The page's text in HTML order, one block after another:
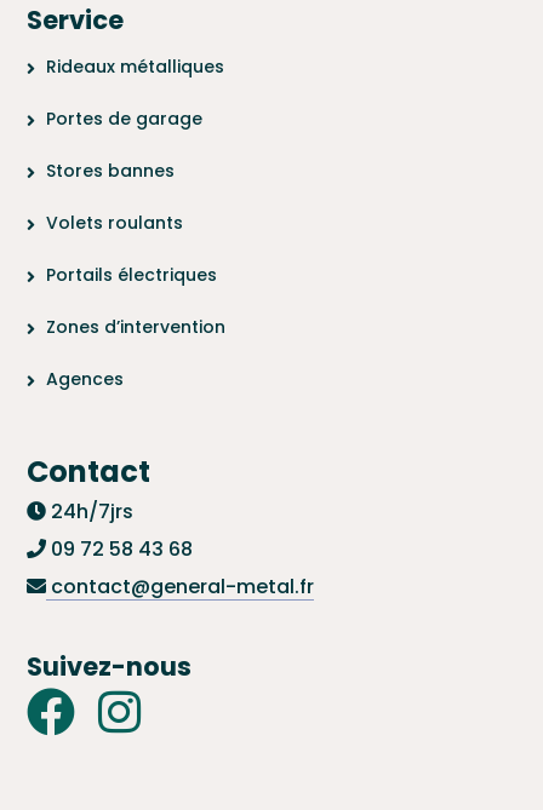
Service
Rideaux métalliques
Portes de garage
Stores bannes
Volets roulants
Portails électriques
Zones d’intervention
Agences
Contact
24h/7jrs
09 72 58 43 68
contact@general-metal.fr
Suivez-nous